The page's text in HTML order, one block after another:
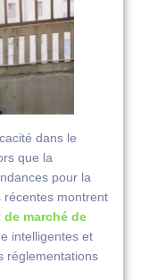
dans le
que la
pour la
récentes montrent
de marché de
intelligentes et
réglementations